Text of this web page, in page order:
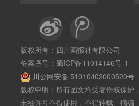
版权所有：四川画报社有限公司
备案序号： 蜀ICP备11014146号-1
川公网安备 51010402000520号
版权申明：所有图文均受著作权保护，
未经许可不得使用，不得转载、摘编